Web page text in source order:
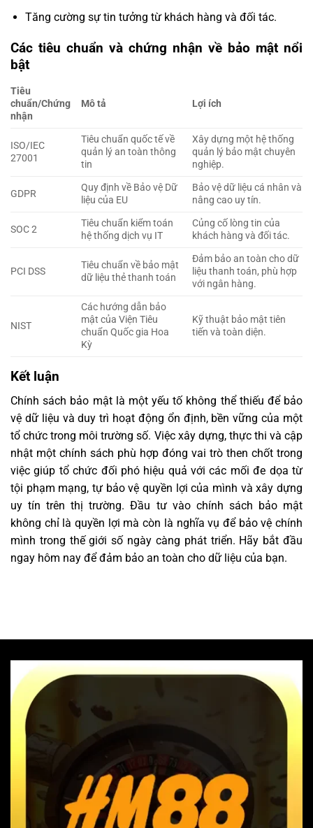
Tăng cường sự tin tưởng từ khách hàng và đối tác.
Các tiêu chuẩn và chứng nhận về bảo mật nổi
bật
Tiêu
chuẩn/Chứng
nhận
Mô tả Lợi ích
ISO/IEC
27001
Tiêu chuẩn quốc tế về
quản lý an toàn thông
tin
Xây dựng một hệ thống
quản lý bảo mật chuyên
nghiệp.
GDPR
Quy định về Bảo vệ Dữ
liệu của EU
Bảo vệ dữ liệu cá nhân và
nâng cao uy tín.
SOC 2
Tiêu chuẩn kiểm toán
hệ thống dịch vụ IT
Củng cố lòng tin của
khách hàng và đối tác.
PCI DSS
Tiêu chuẩn về bảo mật
dữ liệu thẻ thanh toán
Đảm bảo an toàn cho dữ
liệu thanh toán, phù hợp
với ngân hàng.
NIST
Các hướng dẫn bảo
mật của Viện Tiêu
chuẩn Quốc gia Hoa
Kỳ
Kỹ thuật bảo mật tiên
tiến và toàn diện.
Kết luận
Chính sách bảo mật là một yếu tố không thể thiếu để bảo
vệ dữ liệu và duy trì hoạt động ổn định, bền vững của một
tổ chức trong môi trường số. Việc xây dựng, thực thi và cập
nhật một chính sách phù hợp đóng vai trò then chốt trong
việc giúp tổ chức đối phó hiệu quả với các mối đe dọa từ
tội phạm mạng, tự bảo vệ quyền lợi của mình và xây dựng
uy tín trên thị trường. Đầu tư vào chính sách bảo mật
không chỉ là quyền lợi mà còn là nghĩa vụ để bảo vệ chính
mình trong thế giới số ngày càng phát triển. Hãy bắt đầu
ngay hôm nay để đảm bảo an toàn cho dữ liệu của bạn.